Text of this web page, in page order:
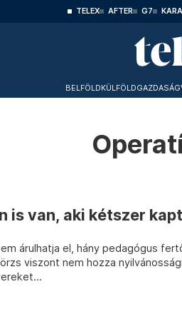
TELEX AFTER G7
BELFÖLDKÜLFÖLDGAZDASÁG
is van, aki kétszer
árulhatja el, hány pedagógus
viszont nem hozza